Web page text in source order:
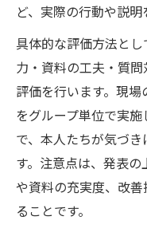
ど、実際の行動や説明
具体的な評価方法と
力・資料の工夫・質
評価を行います。現
をグループ単位で実
で、本人たちが気づ
す。注意点は、発表
や資料の充実度、改
ることです。